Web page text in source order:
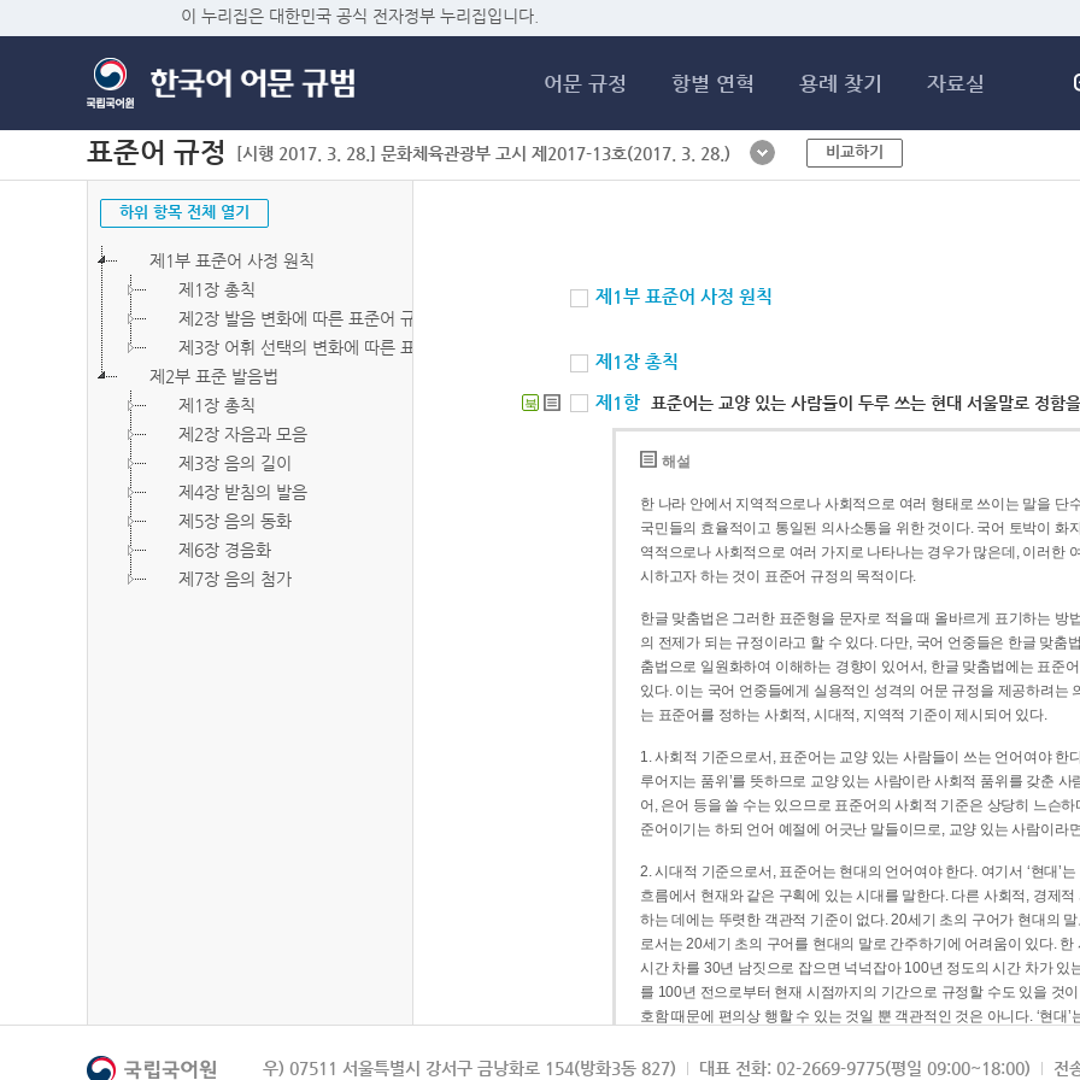
이 누리집은 대한민국 공식 전자정부 누리집입니다.
어문 규정 항별 연혁 용례 찾기 자료실
표준어 규정 [시행 2017. 3. 28.] 문화체육관광부 고시 제2017-13호(2017. 3. 28.) 비교하기
하위 항목 전체 열기
제1부 표준어 사정 원칙
제1장 총칙
제2장 발음 변화에 따른 표준어 규정
제3장 어휘 선택의 변화에 따른 표준어 규정
제2부 표준 발음법
제1장 총칙
제2장 자음과 모음
제3장 음의 길이
제4장 받침의 발음
제5장 음의 동화
제6장 경음화
제7장 음의 첨가
제1부 표준어 사정 원칙
제1장 총칙
북 제1항 표준어는 교양 있는 사람들이 두루 쓰는 현대 서울말로 정함
해설
한 나라 안에서 지역적으로나 사회적으로 여러 형태로 쓰이는 말을 단
국민들의 효율적이고 통일된 의사소통을 위한 것이다. 국어 토박이 화
역적으로나 사회적으로 여러 가지로 나타나는 경우가 많은데, 이러한
시하고자 하는 것이 표준어 규정의 목적이다.
한글 맞춤법은 그러한 표준형을 문자로 적을 때 올바르게 표기하는 방
의 전제가 되는 규정이라고 할 수 있다. 다만, 국어 언중들은 한글 맞춤
춤법으로 일원화하여 이해하는 경향이 있어서, 한글 맞춤법에는 표준
있다. 이는 국어 언중들에게 실용적인 성격의 어문 규정을 제공하려는
는 표준어를 정하는 사회적, 시대적, 지역적 기준이 제시되어 있다.
1. 사회적 기준으로서, 표준어는 교양 있는 사람들이 쓰는 언어여야 한
루어지는 품위’를 뜻하므로 교양 있는 사람이란 사회적 품위를 갖춘
어, 은어 등을 쓸 수는 있으므로 표준어의 사회적 기준은 상당히 느슨
준어이기는 하되 언어 예절에 어긋난 말들이므로, 교양 있는 사람이라
2. 시대적 기준으로서, 표준어는 현대의 언어여야 한다. 여기서 ‘현대’
흐름에서 현재와 같은 구획에 있는 시대를 말한다. 다른 사회적, 경제
하는 데에는 뚜렷한 객관적 기준이 없다. 20세기 초의 구어가 현대의
로서는 20세기 초의 구어를 현대의 말로 간주하기에 어려움이 있다.
시간 차를 30년 남짓으로 잡으면 넉넉잡아 100년 정도의 시간 차가 있
를 100년 전으로부터 현재 시점까지의 기간으로 규정할 수도 있을 것
호함 때문에 편의상 행할 수 있는 것일 뿐 객관적인 것은 아니다. ‘현대
3. 지역적 기준으로서, 표준어는 서울말이어야 한다. 이는 표준어의
우) 07511 서울특별시 강서구 금낭화로 154(방화3동 827) 대표 전화: 02-2669-9775(평일 09:00~18:00) 전